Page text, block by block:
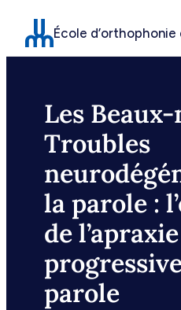
Aller
contenu
École d’orthophonie
Les
Troubles
la parole :
de
parole